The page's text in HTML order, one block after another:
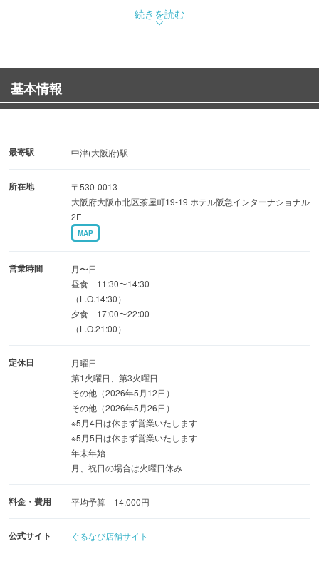
那須山系の天然水を使用しております。
もちろん素材以上に技術に関するこだわりを大切にしてお
熟練した職人による「極上の天ぷら」を是非おたのしみ下
さいませ。
続きを読む
基本情報
最寄駅 中津(大阪府)駅
所在地
〒530-0013
大阪府大阪市北区茶屋町19-19 ホテル阪急インターナショナル
2F
MAP
営業時間
月〜日
昼食 11:30〜14:30
（L.O.14:30）
夕食 17:00〜22:00
（L.O.21:00）
定休日
月曜日
第1火曜日、第3火曜日
その他（2026年5月12日）
その他（2026年5月26日）
※5月4日は休まず営業いたします
※5月5日は休まず営業いたします
年末年始
月、祝日の場合は火曜日休み
料金・費用 平均予算 14,000円
公式サイト ぐるなび店舗サイト